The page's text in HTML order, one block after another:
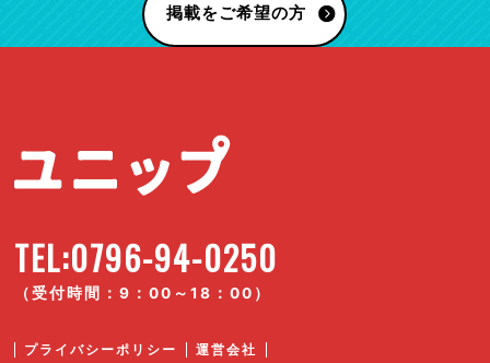
掲載をご希望の方
TEL:0796-94-0250
（受付時間：9：00～18：00）
プライバシーポリシー 運営会社